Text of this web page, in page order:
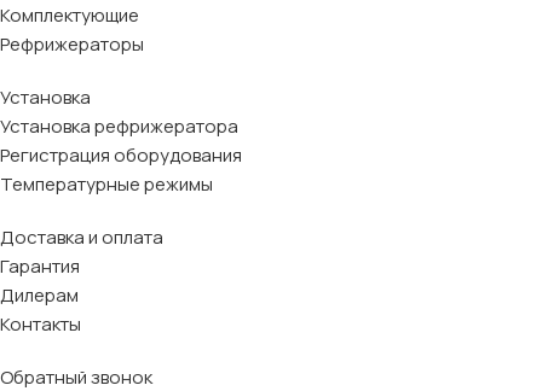
Комплектующие
Рефрижераторы
Установка
Установка рефрижератора
Регистрация оборудования
Температурные режимы
Доставка и оплата
Гарантия
Дилерам
Контакты
Обратный звонок